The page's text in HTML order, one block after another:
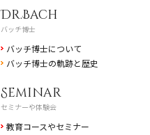
Dr.Bach
バッチ博士
バッチ博士について
バッチ博士の軌跡と歴史
Seminar
セミナーや体験会
教育コースやセミナー